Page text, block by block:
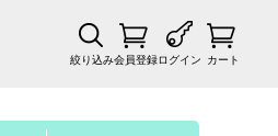
絞り込み会員登録ログイン カート